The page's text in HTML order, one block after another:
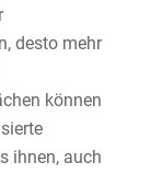
desto mehr
können
ihnen, auch